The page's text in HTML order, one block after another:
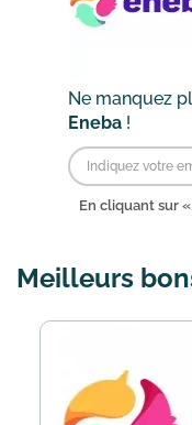
Ne manquez
Eneba !
En cliquant sur
Meilleurs